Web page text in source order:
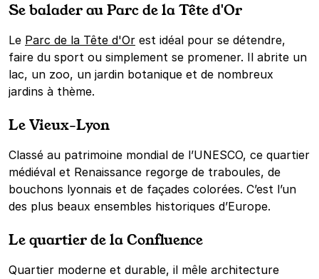
Se balader au Parc de la Tête d'Or
Le Parc de la Tête d'Or est idéal pour se détendre,
faire du sport ou simplement se promener. Il abrite un
lac, un zoo, un jardin botanique et de nombreux
jardins à thème.
Le Vieux-Lyon
Classé au patrimoine mondial de l’UNESCO, ce quartier
médiéval et Renaissance regorge de traboules, de
bouchons lyonnais et de façades colorées. C’est l’un
des plus beaux ensembles historiques d’Europe.
Le quartier de la Confluence
Quartier moderne et durable, il mêle architecture